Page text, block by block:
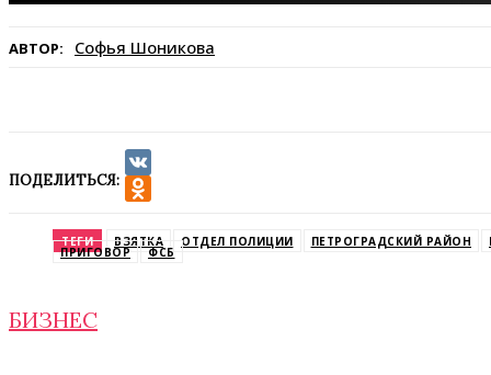
АВТОР: Софья Шоникова
ПОДЕЛИТЬСЯ:
VK
ТЕГИ ВЗЯТКА ОТДЕЛ ПОЛИЦИИ ПЕТРОГРАДСКИЙ РАЙОН
ПРИГОВОР ФСБ
БИЗНЕС